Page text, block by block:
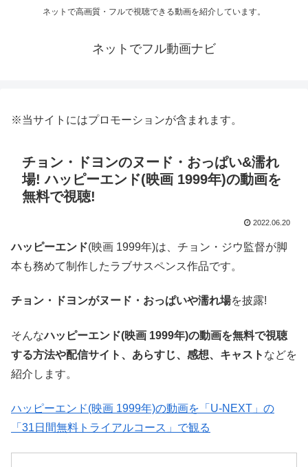
ネットで高画質・フルで視聴できる動画を紹介しています。
ネットでフル動画ナビ
※当サイトにはプロモーションが含まれます。
チョン・ドヨンのヌード・おっぱい&濡れ
場! ハッピーエンド(映画 1999年)の動画を
無料で視聴!
2022.06.20
ハッピーエンド(映画 1999年)は、チョン・ジウ監督が脚
本も務めて制作したラブサスペンス作品です。
チョン・ドヨンがヌード・おっぱいや濡れ場を披露!
そんなハッピーエンド(映画 1999年)の動画を無料で視聴
する方法や配信サイト、あらすじ、感想、キャスト などを
紹介します。
ハッピーエンド(映画 1999年)の動画を「U-NEXT」の
「31日間無料トライアルコース」で観る